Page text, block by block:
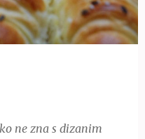
ne zna s dizanim